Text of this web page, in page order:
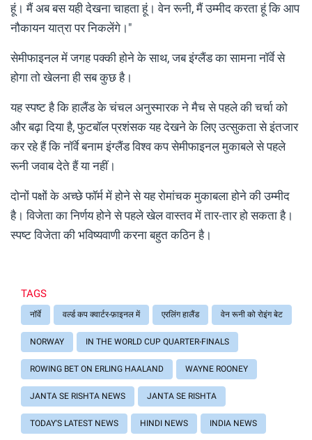
हूं। मैं अब बस यही देखना चाहता हूं। वेन रूनी, मैं उम्मीद करता हूं कि आप
नौकायन यात्रा पर निकलेंगे।"
सेमीफाइनल में जगह पक्की होने के साथ, जब इंग्लैंड का सामना नॉर्वे से
होगा तो खेलना ही सब कुछ है।
यह स्पष्ट है कि हालैंड के चंचल अनुस्मारक ने मैच से पहले की चर्चा को
और बढ़ा दिया है, फुटबॉल प्रशंसक यह देखने के लिए उत्सुकता से इंतजार
कर रहे हैं कि नॉर्वे बनाम इंग्लैंड विश्व कप सेमीफाइनल मुकाबले से पहले
रूनी जवाब देते हैं या नहीं।
दोनों पक्षों के अच्छे फॉर्म में होने से यह रोमांचक मुकाबला होने की उम्मीद
है। विजेता का निर्णय होने से पहले खेल वास्तव में तार-तार हो सकता है।
स्पष्ट विजेता की भविष्यवाणी करना बहुत कठिन है।
TAGS
नॉर्वे वर्ल्ड कप क्वार्टर-फ़ाइनल में एरलिंग हालैंड वेन रूनी को रोइंग बेट
NORWAY IN THE WORLD CUP QUARTER-FINALS
ROWING BET ON ERLING HAALAND WAYNE ROONEY
JANTA SE RISHTA NEWS JANTA SE RISHTA
TODAY'S LATEST NEWS HINDI NEWS INDIA NEWS